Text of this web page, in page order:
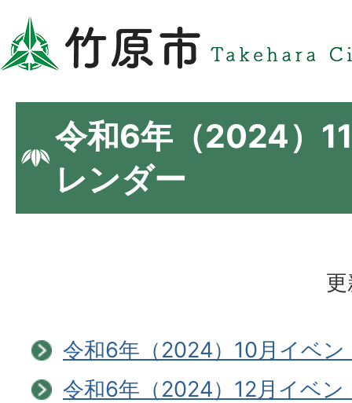
令和6年（2024）
レンダー
令和6年（2024）10月イベ
令和6年（2024）12月イベ